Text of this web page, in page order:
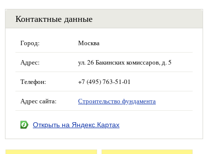
Контактные данные
Город: Москва
Адрес: ул. 26 Бакинских комиссаров, д. 5
Телефон: +7 (495) 763-51-01
Адрес сайта: Строительство фундамента
Открыть на Яндекс.Картах